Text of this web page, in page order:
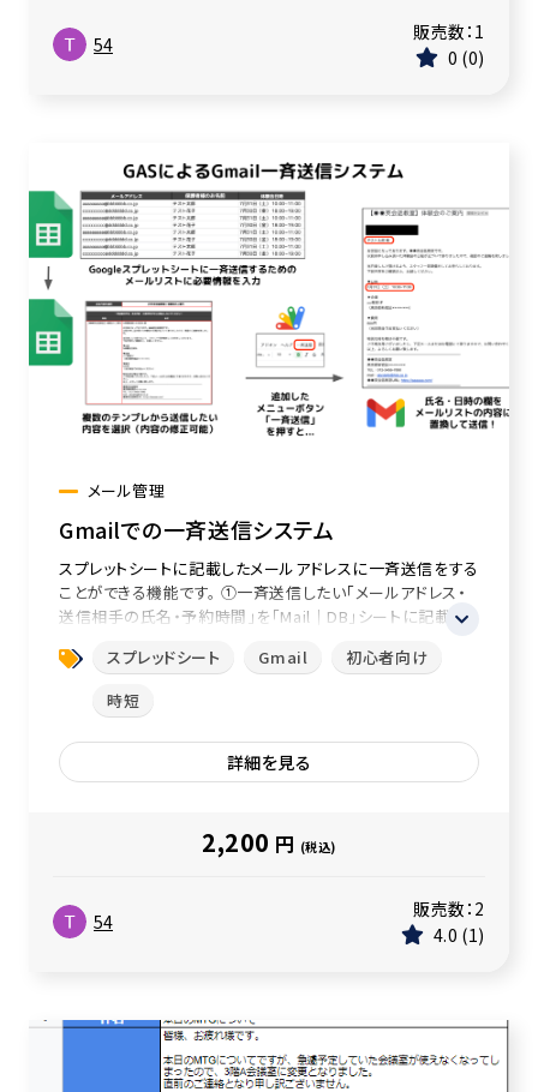
54
販売数： 1
0 0
メール管理
Gmailでの一斉送信システム
スプレットシートに記載したメールアドレスに一斉送信をする
ことができる機能です。 ①一斉送信したい「メールアドレス・
送信相手の氏名・予約時間」を「Mail｜DB」シートに記載
スプレッドシート Gmail
初心者向け
時短
詳細を見る
2,200 円 (税込)
54
販売数： 2
4.0 1